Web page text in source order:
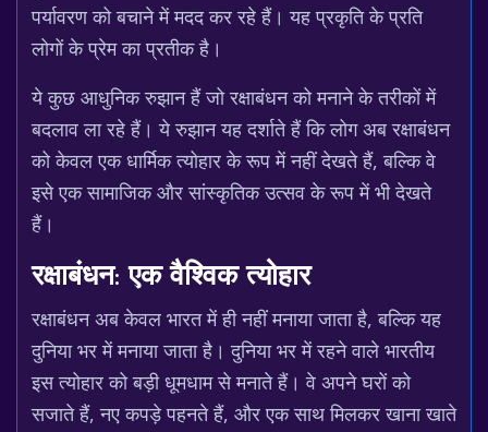
पर्यावरण को बचाने में मदद कर रहे हैं। यह प्रकृति के प्रति
लोगों के प्रेम का प्रतीक है।
ये कुछ आधुनिक रुझान हैं जो रक्षाबंधन को मनाने के तरीकों में
बदलाव ला रहे हैं। ये रुझान यह दर्शाते हैं कि लोग अब रक्षाबंधन
को केवल एक धार्मिक त्योहार के रूप में नहीं देखते हैं, बल्कि वे
इसे एक सामाजिक और सांस्कृतिक उत्सव के रूप में भी देखते
हैं।
रक्षाबंधन: एक वैश्विक त्योहार
रक्षाबंधन अब केवल भारत में ही नहीं मनाया जाता है, बल्कि यह
दुनिया भर में मनाया जाता है। दुनिया भर में रहने वाले भारतीय
इस त्योहार को बड़ी धूमधाम से मनाते हैं। वे अपने घरों को
सजाते हैं, नए कपड़े पहनते हैं, और एक साथ मिलकर खाना खाते